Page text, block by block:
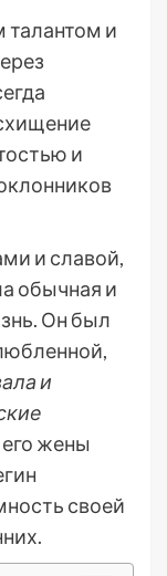
талантом и
и
и славой,
обычная и
Он был
и
жены
своей